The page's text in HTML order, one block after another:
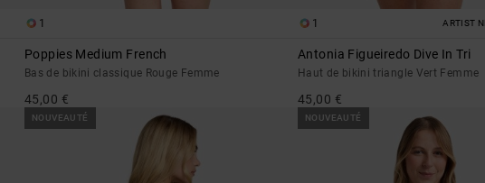
1
Poppies Medium French
Bas de bikini classique Rouge Femme
45,00 €
1 ARTIST
Antonia Figueiredo Dive In Tri
Haut de bikini triangle Vert Femme
45,00 €
NOUVEAUTÉ NOUVEAUTÉ